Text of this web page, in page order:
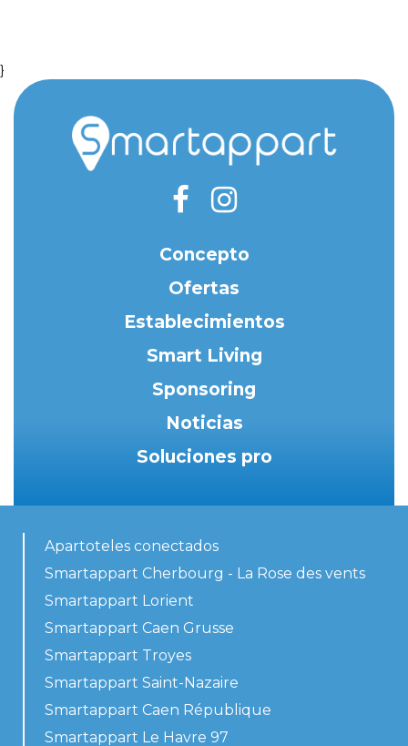
}
Concepto
Ofertas
Establecimientos
Smart Living
Sponsoring
Noticias
Soluciones pro
Apartoteles conectados
Smartappart Cherbourg - La Rose des vents
Smartappart Lorient
Smartappart Caen Grusse
Smartappart Troyes
Smartappart Saint-Nazaire
Smartappart Caen République
Smartappart Le Havre 97